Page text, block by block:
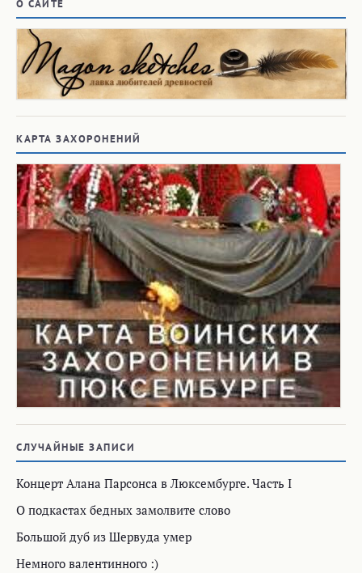
О САЙТЕ
КАРТА ЗАХОРОНЕНИЙ
СЛУЧАЙНЫЕ ЗАПИСИ
Концерт Алана Парсонcа в Люксембурге. Часть I
О подкастах бедных замолвите слово
Большой дуб из Шервуда умер
Немного валентинного :)